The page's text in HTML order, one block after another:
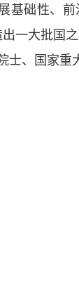
基础性、
一大批国
、国家